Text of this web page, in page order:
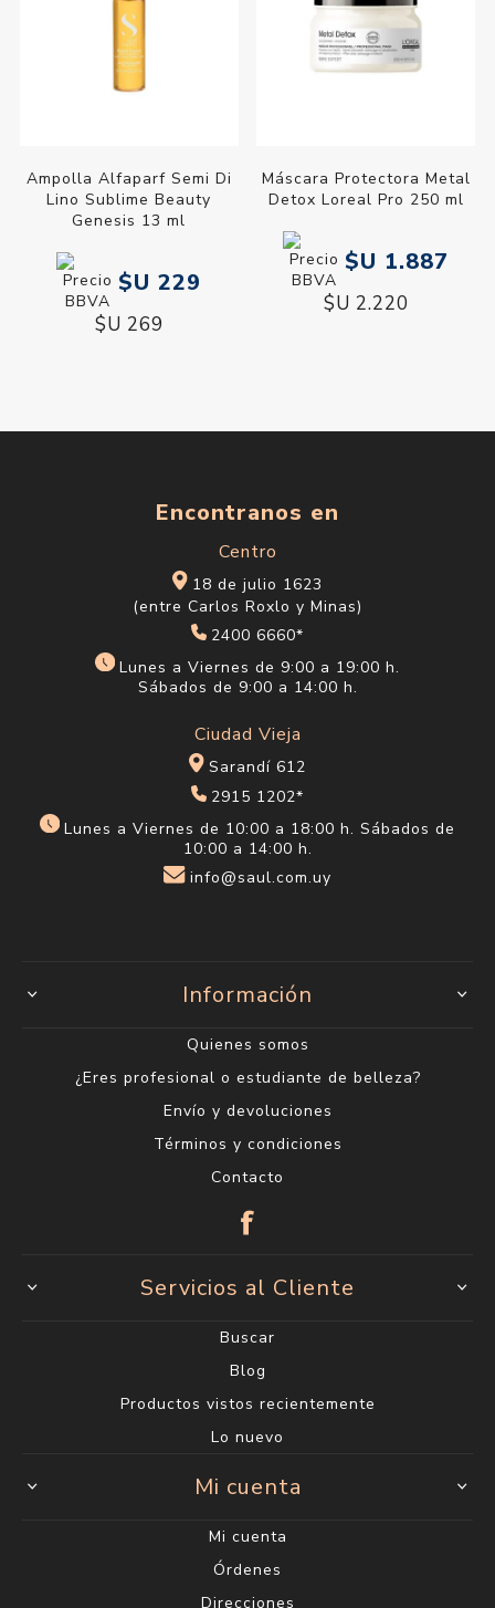
Ampolla Alfaparf Semi Di
Lino Sublime Beauty
Genesis 13 ml
$U 229
$U 269
Máscara Protectora Metal
Detox Loreal Pro 250 ml
$U 1.887
$U 2.220
Encontranos en
Centro
18 de julio 1623
(entre Carlos Roxlo y Minas)
2400 6660*
Lunes a Viernes de 9:00 a 19:00 h.
Sábados de 9:00 a 14:00 h.
Ciudad Vieja
Sarandí 612
2915 1202*
Lunes a Viernes de 10:00 a 18:00 h. Sábados de
10:00 a 14:00 h.
info@saul.com.uy
Información
Quienes somos
¿Eres profesional o estudiante de belleza?
Envío y devoluciones
Términos y condiciones
Contacto
Servicios al Cliente
Buscar
Blog
Productos vistos recientemente
Lo nuevo
Mi cuenta
Mi cuenta
Órdenes
Direcciones